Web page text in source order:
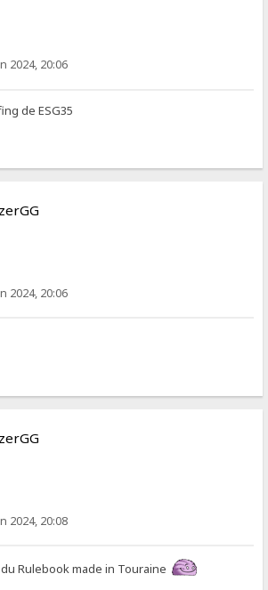
2024, 20:06
de ESG35
2024, 20:06
2024, 20:08
Rulebook made in Touraine